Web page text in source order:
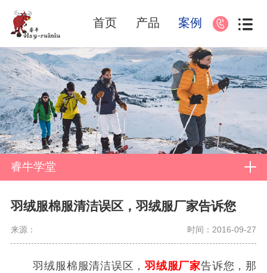
首页 产品 案例
睿牛学堂
羽绒服棉服清洁误区，羽绒服厂家告诉您
来源： 时间：2016-09-27
羽绒服棉服清洁误区，羽绒服厂家告诉您，那